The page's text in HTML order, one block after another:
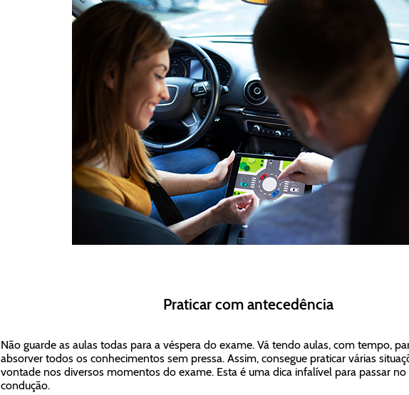
Praticar com antecedência
Não guarde as aulas todas para a véspera do exame. Vá tendo aulas, com tempo,
absorver todos os conhecimentos sem pressa. Assim, consegue praticar várias
vontade nos diversos momentos do exame. Esta é uma dica infalível para passar
condução.